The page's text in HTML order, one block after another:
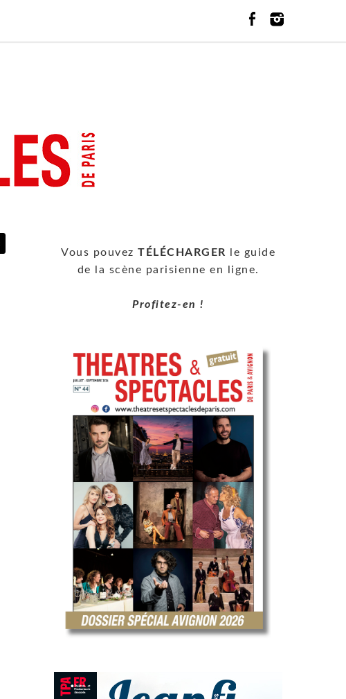
Vous pouvez TÉLÉCHARGER le guide
de la scène parisienne en ligne.
Profitez-en !